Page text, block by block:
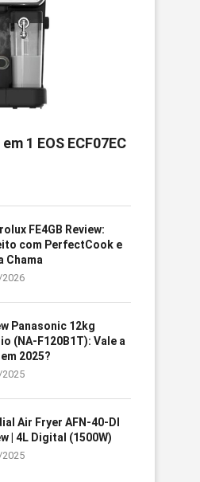
1 EOS ECF07EC
FE4GB Review:
com PerfectCook e
Chama
Panasonic 12kg
(NA-F120B1T): Vale a
em 2025?
Air Fryer AFN-40-DI
| 4L Digital (1500W)